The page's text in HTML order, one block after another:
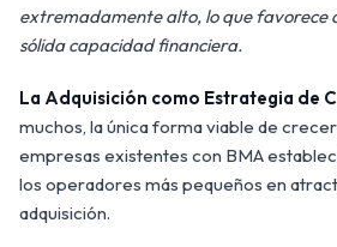
extremadamente alto, lo que favorece
sólida capacidad financiera.
La Adquisición como Estrategia de
muchos, la única forma viable de
empresas existentes con BMA
los operadores más pequeños en
adquisición.